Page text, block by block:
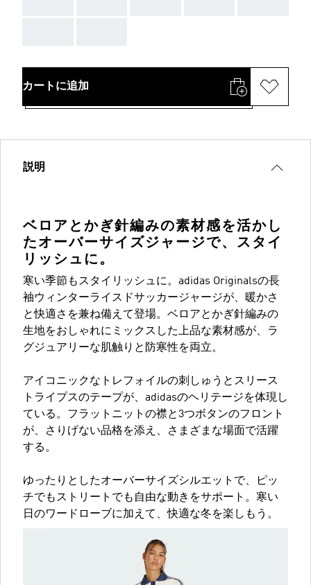
カートに追加
説明
ベロアとかぎ針編みの素材感を活かし
たオーバーサイズジャージで、スタイ
リッシュに。
寒い季節もスタイリッシュに。adidas Originalsの長
袖ウィンターライスドサッカージャージが、暖かさ
と快適さを兼ね備えて登場。ベロアとかぎ針編みの
生地をおしゃれにミックスした上品な素材感が、ラ
グジュアリーな肌触りと防寒性を両立。
アイコニックなトレフォイルの刺しゅうとスリース
トライプスのテープが、adidasのヘリテージを体現し
ている。フラットニットの襟と3つボタンのフロント
が、さりげない品格を添え、さまざまな場面で活躍
する。
ゆったりとしたオーバーサイズシルエットで、ピッ
チでもストリートでも自由な動きをサポート。寒い
日のワードローブに加えて、快適な冬を楽しもう。